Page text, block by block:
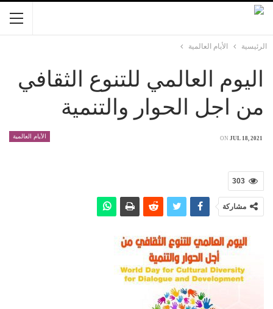
الرئيسية الأيام العالمية
اليوم العالمي للتنوع الثقافي
من اجل الحوار والتنمية
الأيام العالمية ON JUL 18, 2021
303
مشاركة